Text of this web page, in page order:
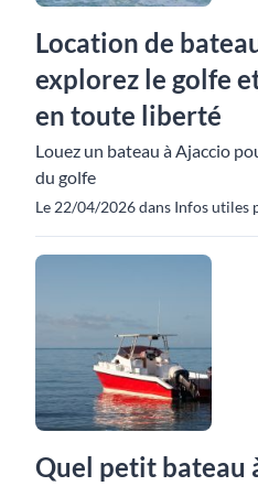
Location de
explorez le golfe
en toute liberté
Louez un bateau à Ajaccio
du golfe
Le 22/04/2026 dans Infos utiles
Quel petit bateau